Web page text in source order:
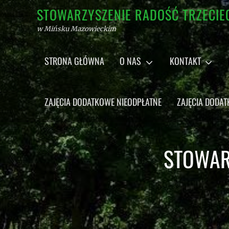
Skip
to
content
STOWARZYSZENIE RADOŚĆ
w Mińsku Mazowieckim
Primary
menu
STRONA GŁÓWNA O NAS KONTAKT
ZAJĘCIA DODATKOWE NIEODPŁATNE ZAJĘCIA